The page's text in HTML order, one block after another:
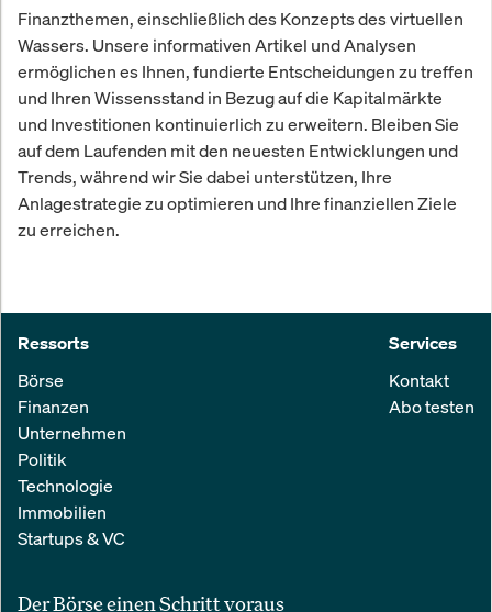
Finanzthemen, einschließlich des Konzepts des virtuellen
Wassers. Unsere informativen Artikel und Analysen
ermöglichen es Ihnen, fundierte Entscheidungen zu treffen
und Ihren Wissensstand in Bezug auf die Kapitalmärkte
und Investitionen kontinuierlich zu erweitern. Bleiben Sie
auf dem Laufenden mit den neuesten Entwicklungen und
Trends, während wir Sie dabei unterstützen, Ihre
Anlagestrategie zu optimieren und Ihre finanziellen Ziele
zu erreichen.
Ressorts
Börse
Finanzen
Unternehmen
Politik
Technologie
Immobilien
Startups & VC
Services
Kontakt
Abo testen
Der Börse einen Schritt voraus